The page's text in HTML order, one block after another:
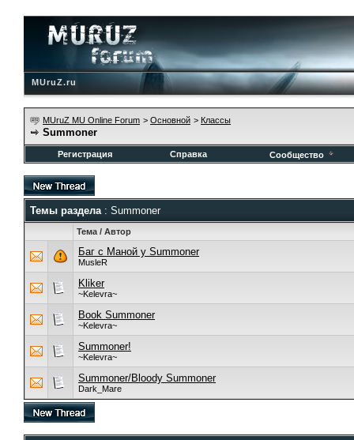
MUruZ.ru
MUruZ MU Online Forum > Основной > Классы
Summoner
Регистрация Справка Сообщество
Темы раздела: Summoner
Тема / Автор
Баг с Маной у Summoner
MusleR
Kliker
~Kelevra~
Book Summoner
~Kelevra~
Summoner!
~Kelevra~
Summoner/Bloody Summoner
Dark_Mare